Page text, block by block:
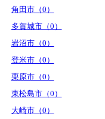
角田市（0）
多賀城市（0）
岩沼市（0）
登米市（0）
栗原市（0）
東松島市（0）
大崎市（0）